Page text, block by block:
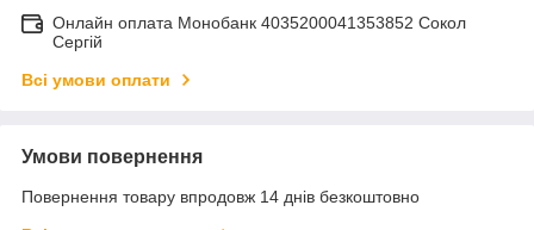
Онлайн оплата Монобанк 4035200041353852 Сокол
Сергій
Всі умови оплати
Умови повернення
Повернення товару впродовж 14 днів безкоштовно